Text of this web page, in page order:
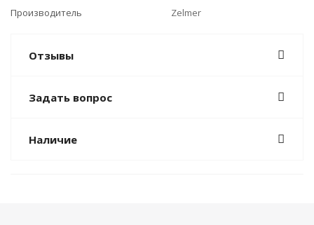
Производитель
Zelmer
Отзывы
Задать вопрос
Наличие